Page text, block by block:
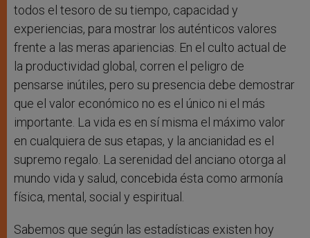
todos el tesoro de su tiempo, capacidad y
experiencias, para mostrar los auténticos valores
frente a las meras apariencias. En el culto actual de
la productividad global, corren el peligro de
pensarse inútiles, pero su presencia debe demostrar
que el valor económico no es el único ni el más
importante. La vida es en sí misma el máximo valor
en cualquiera de sus etapas, y la ancianidad es el
supremo regalo. La serenidad del anciano otorga al
mundo vida y salud, concebida ésta como armonía
física, mental, social y espiritual.
Sabemos que según las estadísticas existen hoy